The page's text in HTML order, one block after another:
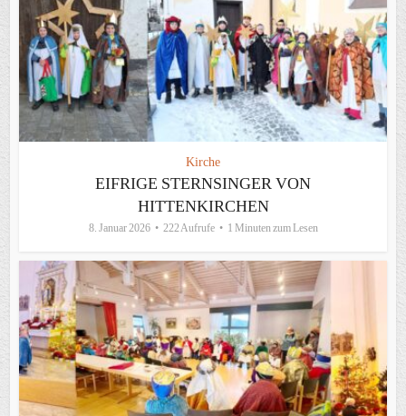
Kirche
EIFRIGE STERNSINGER VON
HITTENKIRCHEN
8. Januar 2026 222 Aufrufe 1 Minuten zum Lesen